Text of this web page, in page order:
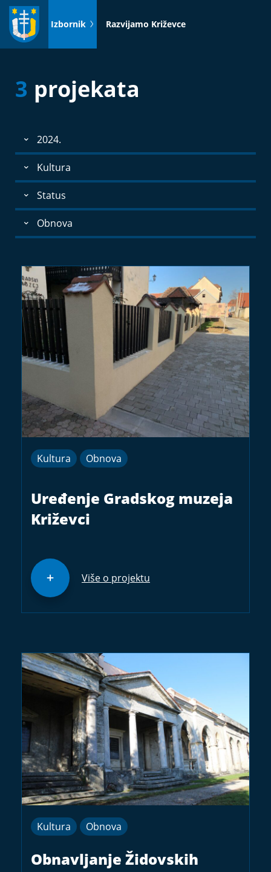
Idi
sadržaj
Izbornik Razvijamo Križevce
3 projekata
2024.
Kultura
Status
Obnova
Kultura Obnova
Uređenje Gradskog muzeja
Križevci
Više o projektu
Kultura Obnova
Obnavljanje Židovskih